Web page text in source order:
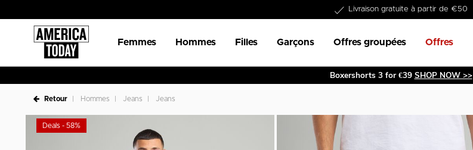
Dans les 1-3 jours livrable
Femmes Hommes Filles Garçons Offres groupées Offres
Boxershorts 3 for €39 SHOP NOW >>
Retour Hommes Jeans Jeans
Deals - 58%